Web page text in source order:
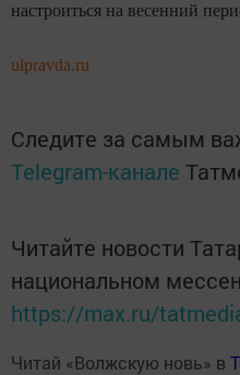
настроиться на весенний
ulpravda.ru
Следите за самым
Telegram-канале
Читайте новости
национальном
https://max.ru/
Читай «Волжскую новь» в